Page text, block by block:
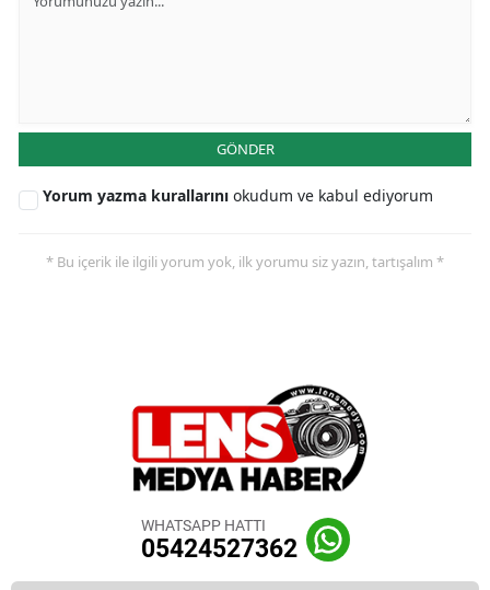
GÖNDER
Yorum yazma kurallarını okudum ve kabul ediyorum
* Bu içerik ile ilgili yorum yok, ilk yorumu siz yazın, tartışalım *
WHATSAPP HATTI
05424527362